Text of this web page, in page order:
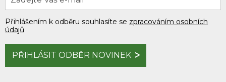
Přihlášením k odběru souhlasíte se zpracováním osobních
údajů
PŘIHLÁSIT ODBĚR NOVINEK